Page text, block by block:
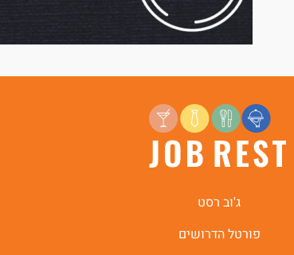
ג'וב רסט
פורטל הדרושים